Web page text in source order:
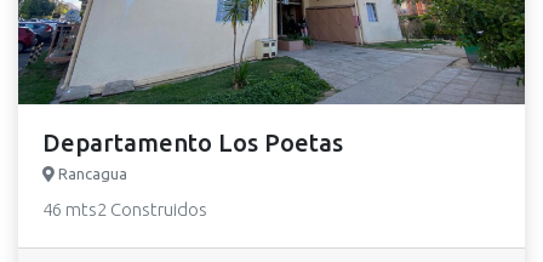
Departamento Los Poetas
Rancagua
46 mts2 Construidos